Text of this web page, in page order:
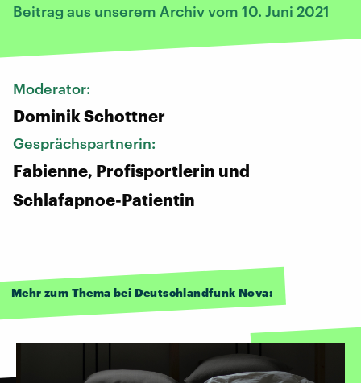
Beitrag aus unserem Archiv vom 10. Juni 2021
Moderator:
Dominik Schottner
Gesprächspartnerin:
Fabienne, Profisportlerin und
Schlafapnoe-Patientin
Mehr zum Thema bei Deutschlandfunk Nova: